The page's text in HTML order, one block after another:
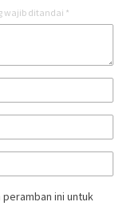
wajib ditandai *
ini untuk